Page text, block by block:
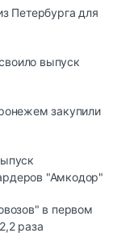
Петербурга для
выпуск
закупили
"Амкодор"
в первом
раза